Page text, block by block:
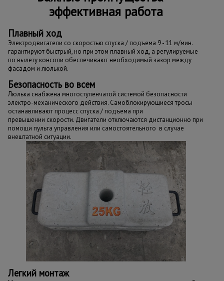
эффективная работа
Плавный ход
Электродвигатели со скоростью спуска / подъема 9 - 11 м/мин.
гарантируют быстрый, но при этом плавный ход, а регулируемые
по вылету консоли обеспечивают необходимый зазор между
фасадом и люлькой.
Безопасность во всем
Люлька снабжена многоступенчатой системой безопасности
электро-механического действия. Самоблокирующиеся тросы
останавливают процесс спуска / подъема при
превышении скорости. Двигатели отключаются дистанционно при
помощи пульта управления или самостоятельного в случае
внештатной ситуации.
Легкий монтаж